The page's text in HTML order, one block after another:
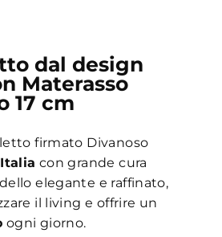
dal design
Materasso
17 cm
firmato Divanoso
con grande cura
elegante e raffinato,
il living e offrire un
ogni giorno.